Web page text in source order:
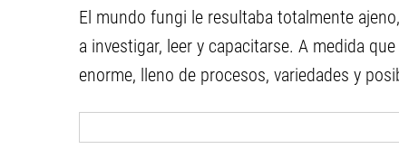
El mundo fungi le resultaba totalmente
a investigar, leer y capacitarse. A medida
enorme, lleno de procesos, variedades y